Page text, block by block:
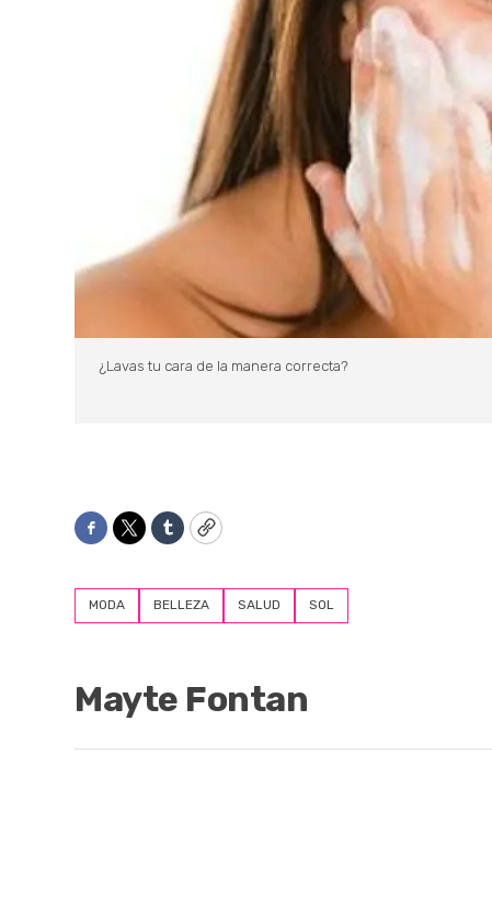
¿Lavas tu cara de la manera correcta?
Facebook
TwitterTumblrCopy
MODA BELLEZA SALUD SOL
Mayte Fontan